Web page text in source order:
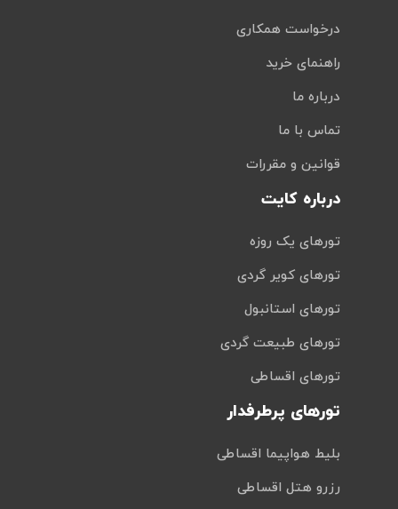
درخواست همکاری
راهنمای خرید
درباره ما
تماس با ما
قوانین و مقررات
درباره کایت
تورهای یک روزه
تورهای کویر گردی
تورهای استانبول
تورهای طبیعت گردی
تورهای اقساطی
تورهای پرطرفدار
بلیط هواپیما اقساطی
رزرو هتل اقساطی